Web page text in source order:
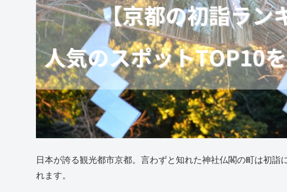
日本が誇る観光都市京都。言わずと知れた神社仏閣の町は初詣
れます。